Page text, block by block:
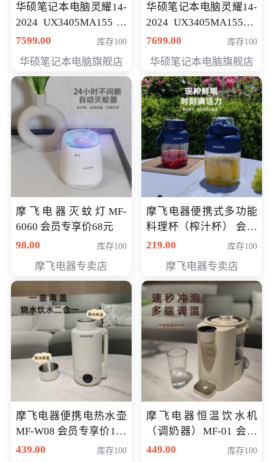
华硕笔记本电脑灵耀14-
2024 UX3405MA155冰
川银 oled 智慧轻薄本 会
7599.00 库存100
华硕笔记本电脑旗舰店
华硕笔记本电脑灵耀14-
2024 UX3405MA155夜
空蓝 oled 智慧轻薄本 会
7699.00 库存100
华硕笔记本电脑旗舰店
摩飞电器灭蚊灯MF-
6060 会员专享价68元
98.00
库存100
摩飞电器专卖店
摩飞电器便携式多功能
料理杯（榨汁杯） 会员
专享价118元
219.00 库存100
摩飞电器专卖店
摩飞电器便携电热水壶
MF-W08 会员专享价198
元
439.00 库存100
摩飞电器恒温饮水机
（调奶器）MF-01 会员
专享价366元
449.00 库存100